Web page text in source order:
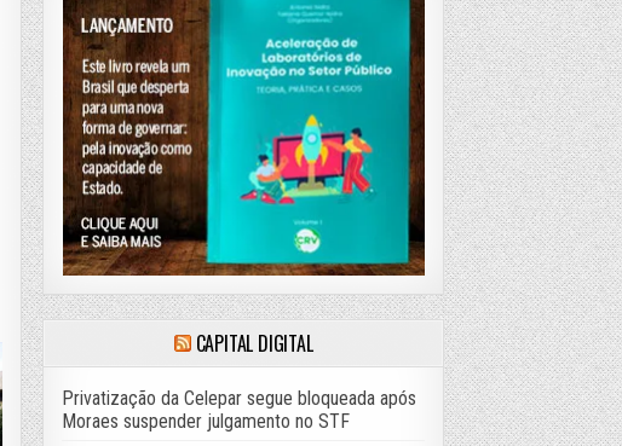
CAPITAL DIGITAL
Privatização da Celepar segue bloqueada após
Moraes suspender julgamento no STF